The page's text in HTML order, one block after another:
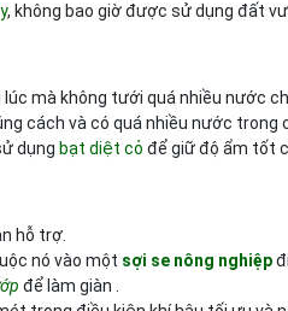
, không bao giờ được sử dụng đất
mà không tưới quá nhiều nước
cách và có quá nhiều nước trong
dụng bạt diệt cỏ để giữ độ ẩm tốt
hỗ trợ.
nó vào một sợi se nông nghiệp
để làm giàn .